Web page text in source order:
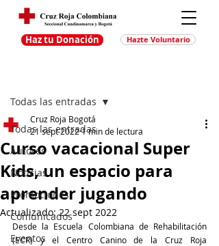
Haz tu Donación Hazte Voluntario
Todas las entradas
Autores
Noticias
Promociones
Comunicados
Eventos
Todas las entradas
Curso vacacional Super
Kids, un espacio para
aprender jugando
Cruz Roja Bogotá
21 sept 20221 min de lectura
Actualizado:22 sept 2022
Desde la Escuela Colombiana de Rehabilitación
(ECR) y el Centro Canino de la Cruz Roja